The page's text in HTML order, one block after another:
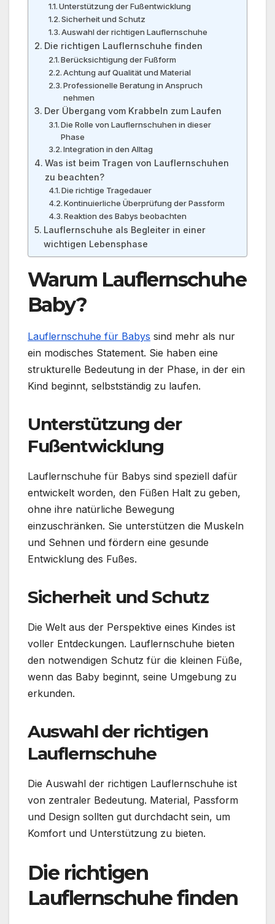
Unterstützung der Fußentwicklung
Sicherheit und Schutz
Auswahl der richtigen Lauflernschuhe
Die richtigen Lauflernschuhe finden
Berücksichtigung der Fußform
Achtung auf Qualität und Material
Professionelle Beratung in Anspruch
nehmen
Der Übergang vom Krabbeln zum Laufen
Die Rolle von Lauflernschuhen in dieser
Phase
Integration in den Alltag
Was ist beim Tragen von Lauflernschuhen
zu beachten?
Die richtige Tragedauer
Kontinuierliche Überprüfung der Passform
Reaktion des Babys beobachten
Lauflernschuhe als Begleiter in einer
wichtigen Lebensphase
Warum Lauflernschuhe
Baby?
Lauflernschuhe für Babys sind mehr als nur
ein modisches Statement. Sie haben eine
strukturelle Bedeutung in der Phase, in der ein
Kind beginnt, selbstständig zu laufen.
Unterstützung der
Fußentwicklung
Lauflernschuhe für Babys sind speziell dafür
entwickelt worden, den Füßen Halt zu geben,
ohne ihre natürliche Bewegung
einzuschränken. Sie unterstützen die Muskeln
und Sehnen und fördern eine gesunde
Entwicklung des Fußes.
Sicherheit und Schutz
Die Welt aus der Perspektive eines Kindes ist
voller Entdeckungen. Lauflernschuhe bieten
den notwendigen Schutz für die kleinen Füße,
wenn das Baby beginnt, seine Umgebung zu
erkunden.
Auswahl der richtigen
Lauflernschuhe
Die Auswahl der richtigen Lauflernschuhe ist
von zentraler Bedeutung. Material, Passform
und Design sollten gut durchdacht sein, um
Komfort und Unterstützung zu bieten.
Die richtigen
Lauflernschuhe finden